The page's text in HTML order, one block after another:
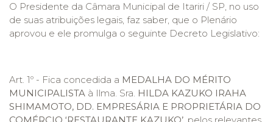
O Presidente da Câmara Municipal de Itariri / SP, no uso
de suas atribuições legais, faz saber, que o Plenário
aprovou e ele promulga o seguinte Decreto Legislativo:
Art. 1º - Fica concedida a MEDALHA DO MÉRITO
MUNICIPALISTA à Ilma. Sra. HILDA KAZUKO IRAHA
SHIMAMOTO, DD. EMPRESÁRIA E PROPRIETÁRIA DO